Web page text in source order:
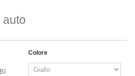
auto
Colore